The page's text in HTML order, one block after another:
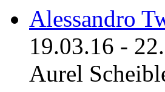
Alessandro
19.03.16 -
Aurel